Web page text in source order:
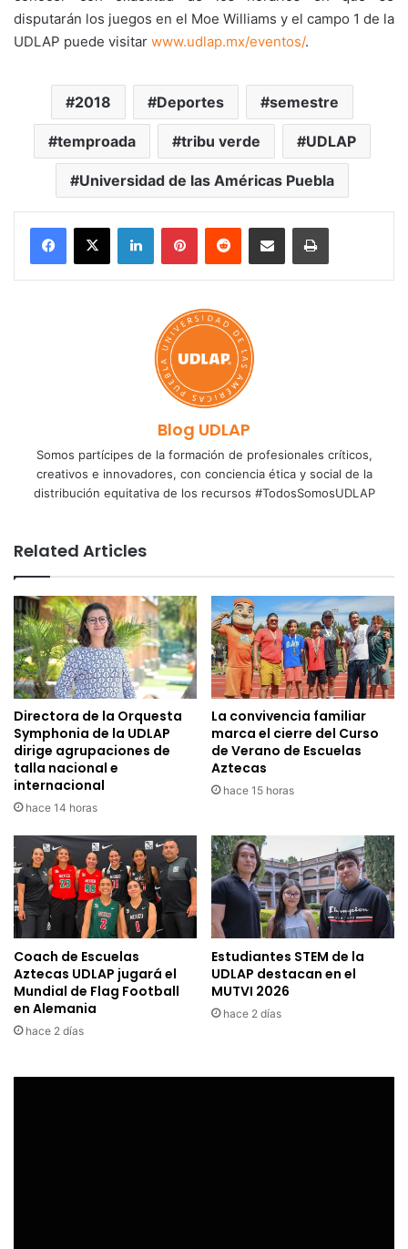
disputarán los juegos en el Moe Williams y el campo 1 de la
UDLAP puede visitar www.udlap.mx/eventos/.
2018 Deportes semestre
temproada tribu verde UDLAP
Universidad de las Américas Puebla
LinkedInPinterestReddit Share via Email Print
Blog UDLAP
Somos partícipes de la formación de profesionales críticos,
creativos e innovadores, con conciencia ética y social de la
distribución equitativa de los recursos #TodosSomosUDLAP
Related Articles
Directora de la Orquesta
Symphonia de la UDLAP
dirige agrupaciones de
talla nacional e
internacional
hace 14 horas
La convivencia familiar
marca el cierre del Curso
de Verano de Escuelas
Aztecas
hace 15 horas
Coach de Escuelas
Aztecas UDLAP jugará el
Mundial de Flag Football
en Alemania
hace 2 días
Estudiantes STEM de la
UDLAP destacan en el
MUTVI 2026
hace 2 días